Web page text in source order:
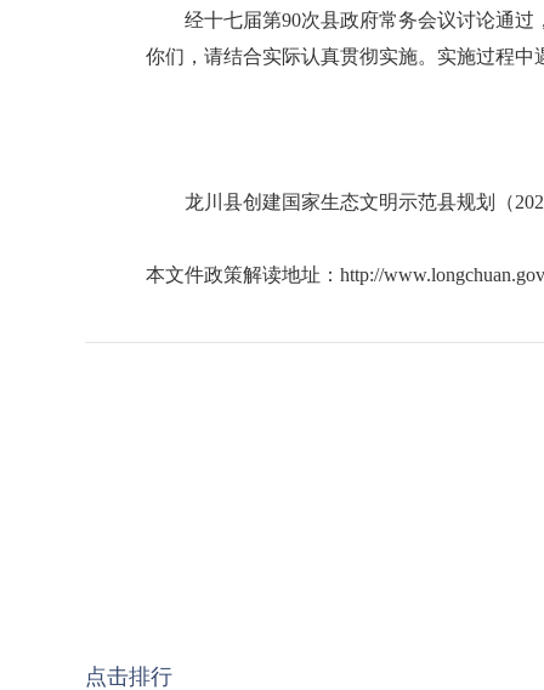
经十七届第90次县政府常务会议讨论通过
你们，请结合实际认真贯彻实施。实施过程
龙川县创建国家生态文明示范县规划（
本文件政策解读地址： http://
点击排行